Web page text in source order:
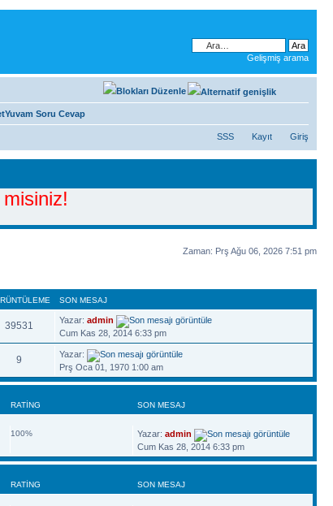
Gelişmiş arama
Soru Cevap
SSS Kayıt Giriş
Zaman: Prş Ağu 06, 2026 7:51 pm
SON MESAJ
39531 Yazar: admin
Cum Kas 28, 2014 6:33 pm
9
Yazar:
Prş Oca 01, 1970 1:00 am
RATING SON MESAJ
100% Yazar:admin
Cum Kas 28, 2014 6:33 pm
RATING SON MESAJ